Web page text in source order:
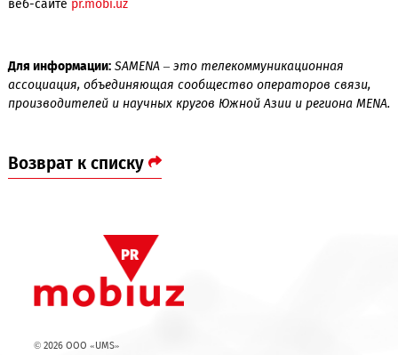
более чем 58%, а 5G-трафик – почти на 885%.
Mobiuz находятся в активной фазе. Международное
и награда LEAD Awards еще больше вдохновили команду
оператора на достижение новых опережающих
веб-сайтеpr.mobi.uz
Для информации: SAMENA – это телекоммуникационная
ассоциация, объединяющая сообщество операторов
производителей и научных кругов Южной Азии и региона
Возврат к списку